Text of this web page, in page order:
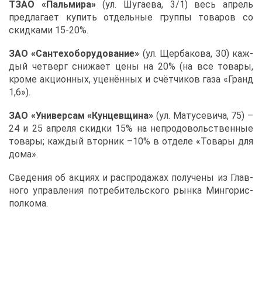
ТЗАО «Паль­ми­ра»(ул. Шу­га­е­ва, 3/1) весь ап­рель
пред­ла­га­ет ку­пить от­дель­ные груп­пы то­ва­ров со
скид­ка­ми 15-20%.
ЗАО «Сан­тех­о­бо­ру­до­ва­ние» (ул. Щер­ба­ко­ва, 30) каж­
дый чет­верг сни­жа­ет це­ны на 20% (на все то­ва­ры,
кро­ме ак­ци­он­ных, уце­нён­ных и счёт­чи­ков га­за «Гранд
1,6»).
ЗАО «Уни­вер­сам «Кун­цев­щи­на» (ул. Ма­ту­се­ви­ча, 75) –
24 и 25 ап­ре­ля скид­ки 15% на непро­до­воль­ствен­ные
то­ва­ры; каж­дый втор­ник –10% в от­де­ле «То­ва­ры для
до­ма».
Све­де­ния об ак­ци­ях и рас­про­да­жах по­лу­че­ны из Глав­
но­го управ­ле­ния по­тре­би­тель­ско­го рын­ка Мин­гор­ис­
пол­ко­ма.